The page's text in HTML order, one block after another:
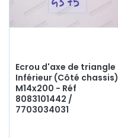
Ecrou d'axe de triangle
Inférieur (Côté chassis)
M14x200 - Réf
8083101442 /
7703034031